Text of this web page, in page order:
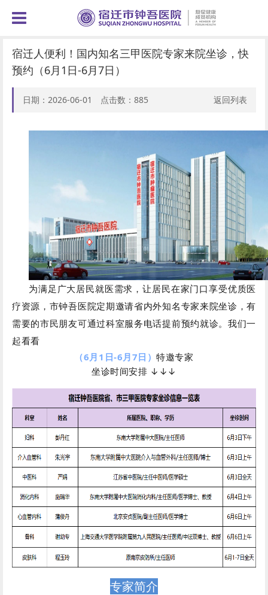
宿迁人便利！国内知名三甲医院专家来院坐诊，快
预约（6月1日-6月7日）
日期：2026-06-01 点击数： 885 返回列表
为满足广大居民就医需求，让居民在家门口享受优质医
疗资源，市钟吾医院定期邀请省内外知名专家来院坐诊，有
需要的市民朋友可通过科室服务电话提前预约就诊。我们一
起看看
（6月1日-6月7日）特邀专家
坐诊时间安排 ↓↓↓
专家简介